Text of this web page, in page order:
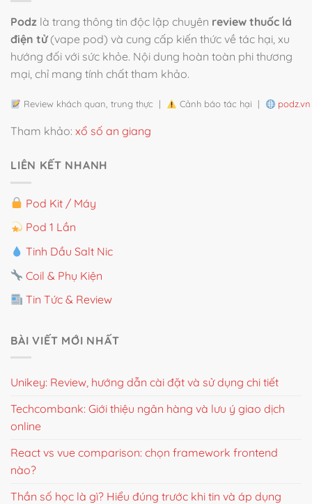
Podz là trang thông tin độc lập chuyên review thuốc lá
điện tử(vape pod) và cung cấp kiến thức về tác hại, xu
hướng đối với sức khỏe. Nội dung hoàn toàn phi thương
mại, chỉ mang tính chất tham khảo.
Review khách quan, trung thực | Cảnh báo tác hại | podz.vn
Tham khảo: xổ số an giang
LIÊN KẾT NHANH
Pod Kit / Máy
Pod 1 Lần
Tinh Dầu Salt Nic
Coil & Phụ Kiện
Tin Tức & Review
BÀI VIẾT MỚI NHẤT
Unikey: Review, hướng dẫn cài đặt và sử dụng chi tiết
Techcombank: Giới thiệu ngân hàng và lưu ý giao dịch
online
React vs vue comparison: chọn framework frontend
nào?
Thần số học là gì? Hiểu đúng trước khi tin và áp dụng